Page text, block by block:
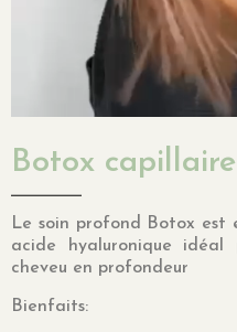
Botox capillaire
Le soin profond Botox
acide hyaluronique
cheveu en profondeur
Bienfaits: